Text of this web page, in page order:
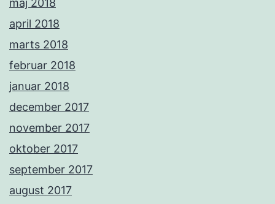
maj 2018
april 2018
marts 2018
februar 2018
januar 2018
december 2017
november 2017
oktober 2017
september 2017
august 2017